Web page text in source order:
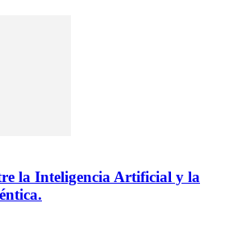
la Inteligencia Artificial y la